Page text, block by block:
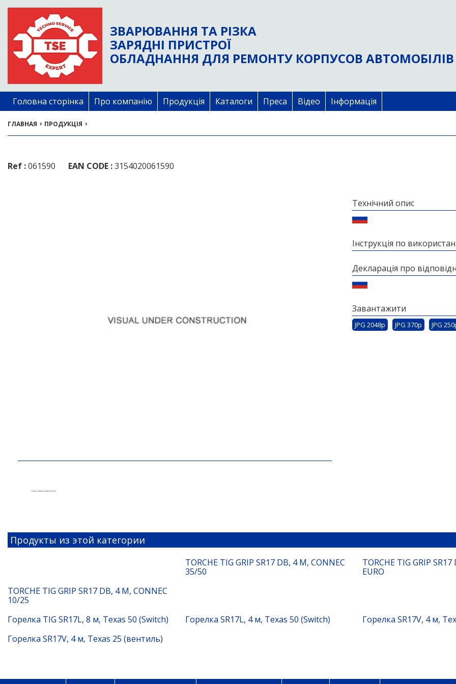
ЗВАРЮВАННЯ ТА РІЗКА
ЗАРЯДНІ ПРИСТРОЇ
ОБЛАДНАННЯ ДЛЯ РЕМОНТУ КОРПУСОВ АВТОМОБІЛІВ
Головна сторінка Про компанію Продукція Каталоги Преса Відео Інформація
ГЛАВНАЯ › ПРОДУКЦІЯ ›
Ref :061590 EAN CODE :3154020061590
Технічний опис
Інструкція по
Декларація про
Завантажити
JPG 2048p JPG 370p JPG
Продукты из этой категории
TORCHE TIG GRIP SR17 DB, 4 M, CONNEC
35/50
TORCHE TIG GRIP
EURO
TORCHE TIG GRIP SR17 DB, 4 M, CONNEC
10/25
Горелка TIG SR17L, 8 м, Texas 50 (Switch)
Горелка SR17L, 4 м, Texas 50 (Switch)
Горелка SR17V, 4 м,
Горелка SR17V, 4 м, Texas 25 (вентиль)